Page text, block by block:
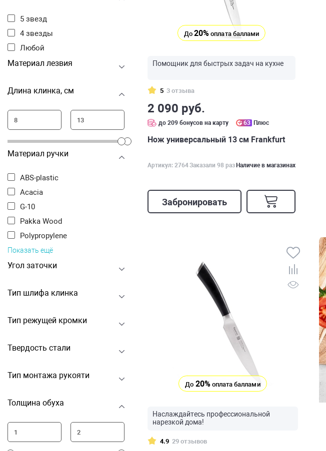
5 звезд
4 звезды
Любой
Материал лезвия
Длина клинка, см
Материал ручки
ABS-plastic
Acacia
G-10
Pakka Wood
Polypropylene
Показать ещё
Угол заточки
Тип шлифа клинка
Тип режущей кромки
Твердость стали
Тип монтажа рукояти
Толщина обуха
До20% оплата баллами
Помощник для быстрых задач на кухне
5 3 отзыва
2 090 руб.
до 209 бонусов на карту 63 Плюс
Нож универсальный 13 см Frankfurt
Артикул: 2764Заказали 98 раз Наличие в магазинах
Забронировать
До 20% оплата баллами
Наслаждайтесь профессиональной
нарезкой дома!
4.9 29 отзывов